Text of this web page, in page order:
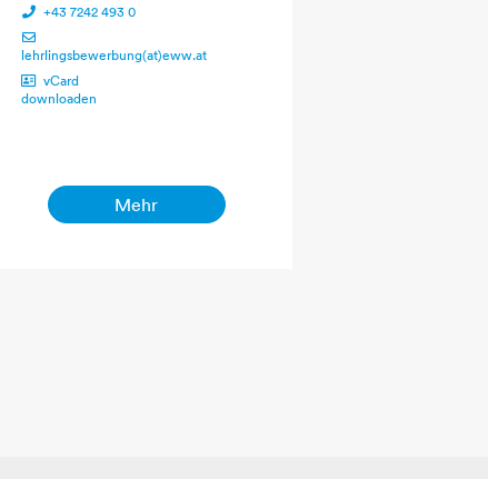
+43 7242 493 0
lehrlingsbewerbung(at)eww.at
vCard
downloaden
Mehr